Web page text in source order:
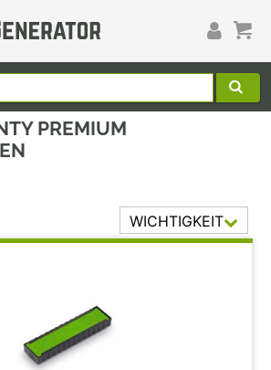
PREMIUM
WICHTIGKEIT
AUFST.